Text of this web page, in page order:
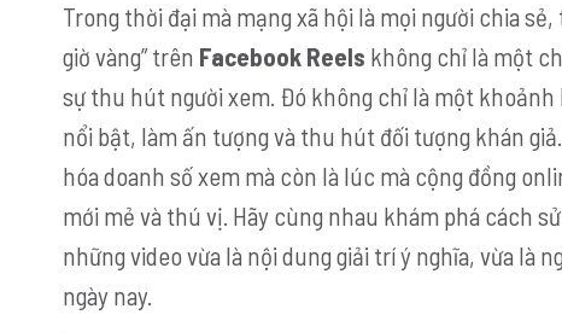
Trong thời đại mà mạng xã hội là mọi người chia
giờ vàng” trên Facebook Reels không chỉ là một
sự thu hút người xem. Đó không chỉ là một
nổi bật, làm ấn tượng và thu hút đối tượng khán
hóa doanh số xem mà còn là lúc mà cộng đồng
mới mẻ và thú vị. Hãy cùng nhau khám phá cách
những video vừa là nội dung giải trí ý nghĩa, vừa
ngày nay.